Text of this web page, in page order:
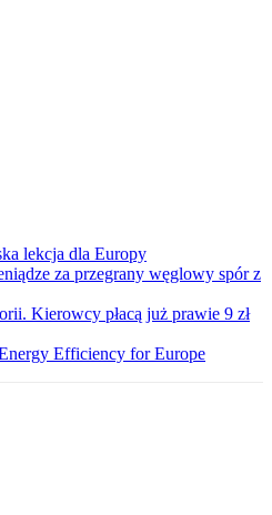
lekcja dla Europy
za przegrany węglowy spór z
Kierowcy płacą już prawie 9 zł
Efficiency for Europe